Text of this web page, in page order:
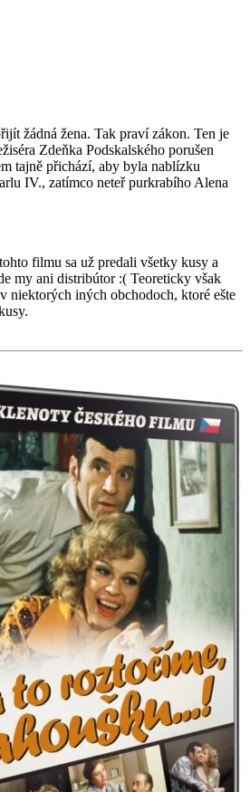
žádná žena. Tak praví zákon. Ten je
Zdeňka Podskalského porušen
tajně přichází, aby byla nablízku
IV., zatímco neteř purkrabího Alena
filmu sa už predali všetky kusy a
my ani distribútor :( Teoreticky však
niektorých iných obchodoch, ktoré ešte